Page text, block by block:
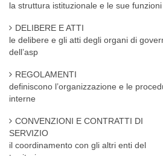
la struttura istituzionale e le sue funzioni
DELIBERE E ATTI
le delibere e gli atti degli organi di
dell’asp
REGOLAMENTI
definiscono l’organizzazione e le
interne
CONVENZIONI E CONTRATTI DI
SERVIZIO
il coordinamento con gli altri enti del